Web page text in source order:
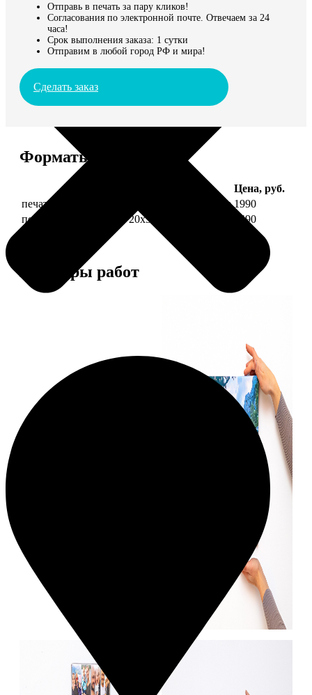
Отправь в печать за пару кликов!
Согласования по электронной почте. Отвечаем за 24
часа!
Срок выполнения заказа: 1 сутки
Отправим в любой город РФ и мира!
Сделать заказ
Форматы и цены
Цена, руб.
печать фото на холсте 20х30 на подрамнике 1990
печать фото на холсте 20х30 в раме
4490
Примеры работ